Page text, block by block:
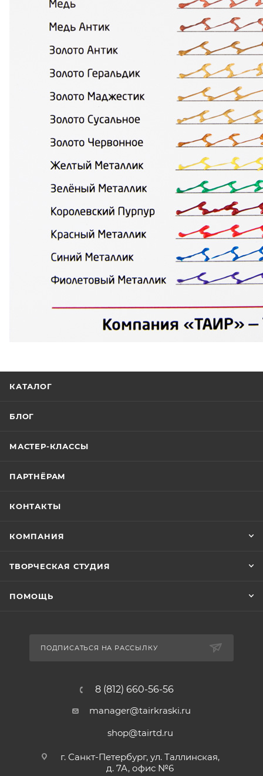
КАТАЛОГ
БЛОГ
МАСТЕР-КЛАССЫ
ПАРТНЁРАМ
КОНТАКТЫ
КОМПАНИЯ
ТВОРЧЕСКАЯ СТУДИЯ
ПОМОЩЬ
ПОДПИСАТЬСЯ НА РАССЫЛКУ
8 (812) 660-56-56
manager@tairkraski.ru
shop@tairtd.ru
г. Санкт-Петербург, ул. Таллинская,
д. 7А, офис №6